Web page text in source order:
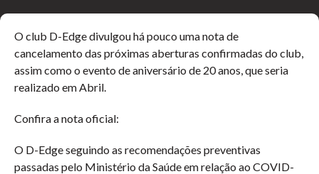
O club D-Edge divulgou há pouco uma nota de
cancelamento das próximas aberturas confirmadas do club,
assim como o evento de aniversário de 20 anos, que seria
realizado em Abril.
Confira a nota oficial:
O D-Edge seguindo as recomendações preventivas
passadas pelo Ministério da Saúde em relação ao COVID-